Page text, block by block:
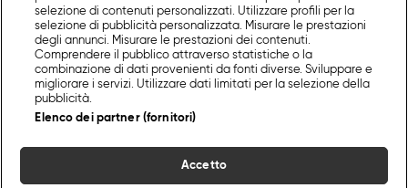
selezione di contenuti personalizzati. Utilizzare profili per la
selezione di pubblicità personalizzata. Misurare le prestazioni
degli annunci. Misurare le prestazioni dei contenuti.
Comprendere il pubblico attraverso statistiche o la
combinazione di dati provenienti da fonti diverse. Sviluppare e
migliorare i servizi. Utilizzare dati limitati per la selezione della
pubblicità.
Elenco dei partner (fornitori)
Accetto